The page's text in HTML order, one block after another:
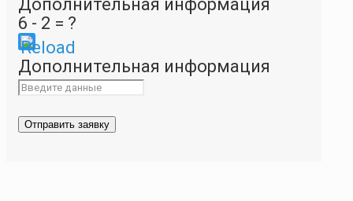
Дополнительная информация
6 - 2 = ?
Please
enter
characters
Дополнительная информация